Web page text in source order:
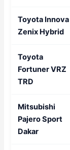
Toyota Innova
Zenix Hybrid
Toyota
Fortuner VRZ
TRD
Mitsubishi
Pajero Sport
Dakar